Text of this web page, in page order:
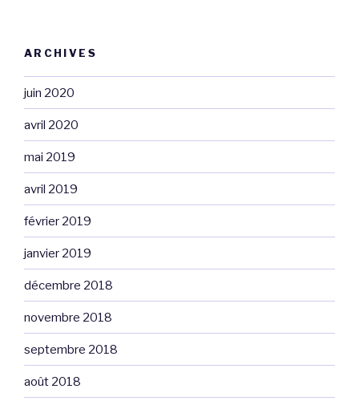
ARCHIVES
juin 2020
avril 2020
mai 2019
avril 2019
février 2019
janvier 2019
décembre 2018
novembre 2018
septembre 2018
août 2018